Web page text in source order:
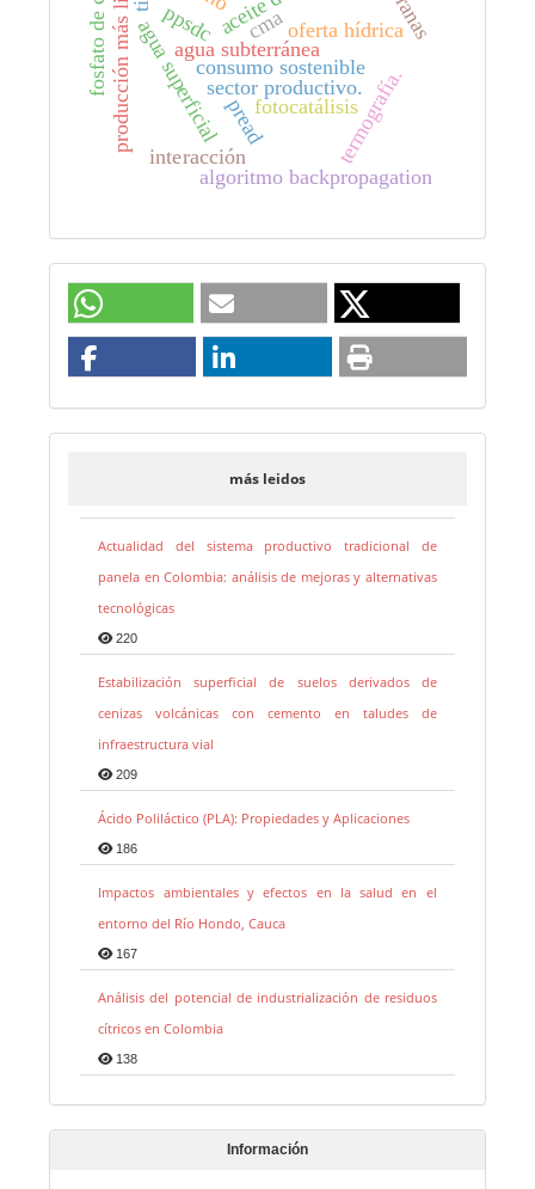
agua subterránea
agua superficial
interacción
oferta hídrica
consumo sostenible
producción más limpia sector productivo.
ppsdc
pread termografía.
algoritmo backpropagation
cma
fotocatálisis
más leidos
Actualidad del sistema productivo tradicional de
panela en Colombia: análisis de mejoras y alternativas
tecnológicas
220
Estabilización superficial de suelos derivados de
cenizas volcánicas con cemento en taludes de
infraestructura vial
209
Ácido Poliláctico (PLA): Propiedades y Aplicaciones
186
Impactos ambientales y efectos en la salud en el
entorno del Río Hondo, Cauca
167
Análisis del potencial de industrialización de residuos
cítricos en Colombia
138
Información